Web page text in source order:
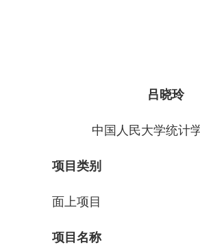
吕晓玲
中国人民大学统计
项目类别
面上项目
项目名称